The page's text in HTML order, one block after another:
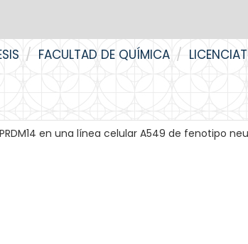
FACULTAD DE QUÍMICA
en una línea celular A549 de fenotipo